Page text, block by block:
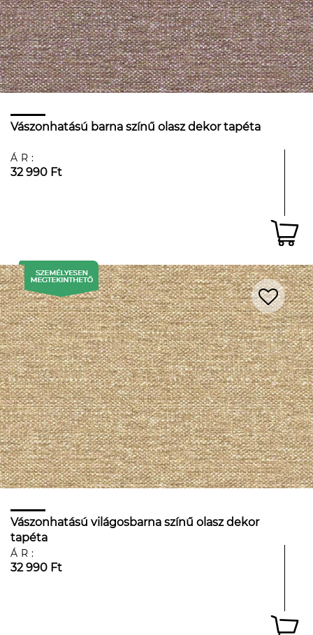
Vászonhatású barna színű olasz dekor tapéta
ÁR:
32 990 Ft
Vászonhatású világosbarna színű olasz dekor
tapéta
ÁR:
32 990 Ft